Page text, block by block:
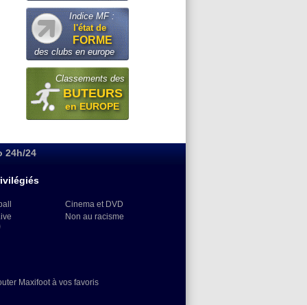
Indice MF :
l'état de
FORME
des clubs en europe
Classements des
BUTEURS
en EUROPE
24h/24
Cinema et DVD
Non au racisme
Maxifoot à vos favoris